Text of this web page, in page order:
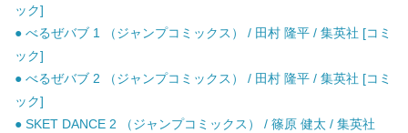
ック]
● べるぜバブ 1 （ジャンプコミックス） / 田村 隆平 / 集英社 [コミ
ック]
● べるぜバブ 2 （ジャンプコミックス） / 田村 隆平 / 集英社 [コミ
ック]
● SKET DANCE 2 （ジャンプコミックス） / 篠原 健太 / 集英社